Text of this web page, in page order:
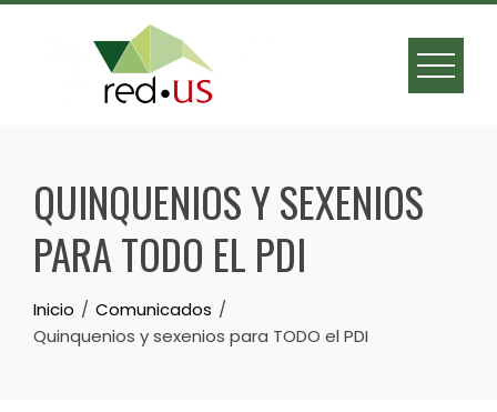
Skip
QUINQUENIOS Y SEXENIOS
PARA TODO EL PDI
Inicio
Comunicados
Quinquenios y sexenios para TODO el PDI